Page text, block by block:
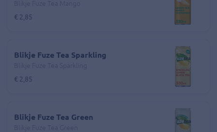
€ 2,85
Blikje Fuze Tea Sparkling
€ 2,85
Blikje Fuze Tea Green